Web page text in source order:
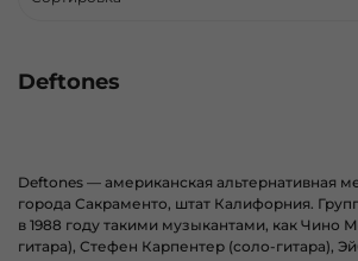
Deftones
Deftones — американская альтернативная
города Сакраменто, штат Калифорния.
в 1988 году такими музыкантами, как Чино
гитара), Стефен Карпентер (соло-гитара),